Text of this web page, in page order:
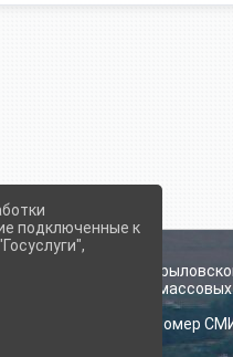
поселения
технологий и
Регистрационный номер
подключенные к